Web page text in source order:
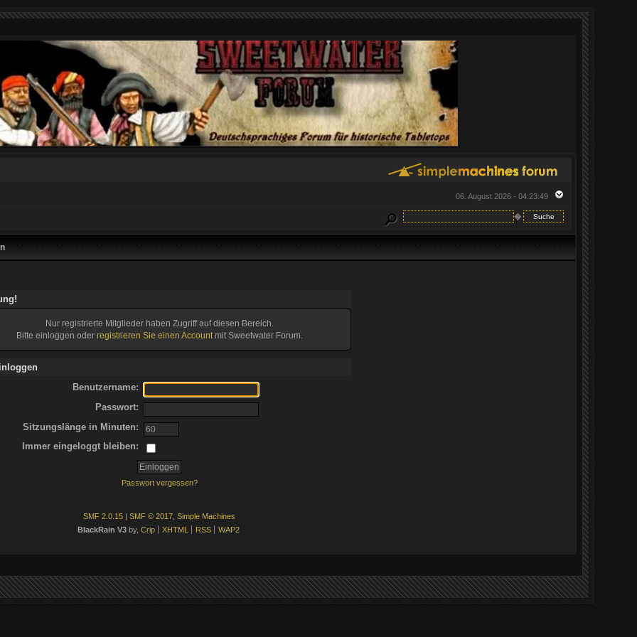
06. August 2026 - 04:23:49
�
Nur registrierte Mitglieder haben Zugriff auf diesen Bereich.
Bitte einloggen oder registrieren Sie einen Accountmit Sweetwater Forum.
Benutzername:
Passwort:
Sitzungslänge in Minuten:
Immer eingeloggt bleiben:
Passwort vergessen?
SMF 2.0.15 | SMF © 2017 Simple Machines
BlackRain V3 by, Crip XHTML RSS WAP2